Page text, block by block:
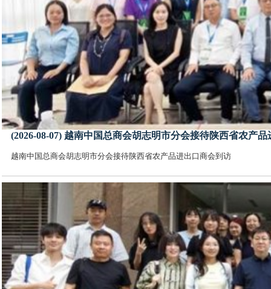
(2026-08-07) 越南中国总商会胡志明市分会接待陕西省农产
越南中国总商会胡志明市分会接待陕西省农产品进出口商会到访